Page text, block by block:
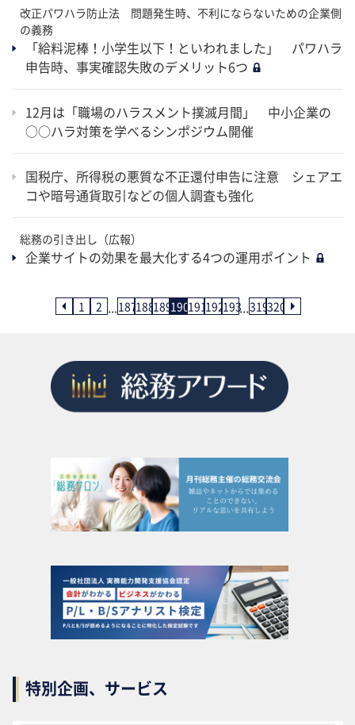
改正パワハラ防止法 問題発生時、不利にならないための企業側
の義務
「給料泥棒！小学生以下！といわれました」 パワハラ
申告時、事実確認失敗のデメリット6つ
12月は「職場のハラスメント撲滅月間」 中小企業の
○○ハラ対策を学べるシンポジウム開催
国税庁、所得税の悪質な不正還付申告に注意 シェアエ
コや暗号通貨取引などの個人調査も強化
総務の引き出し（広報）
企業サイトの効果を最大化する4つの運用ポイント
1 2 ...187188189190191192193...319320
特別企画、サービス